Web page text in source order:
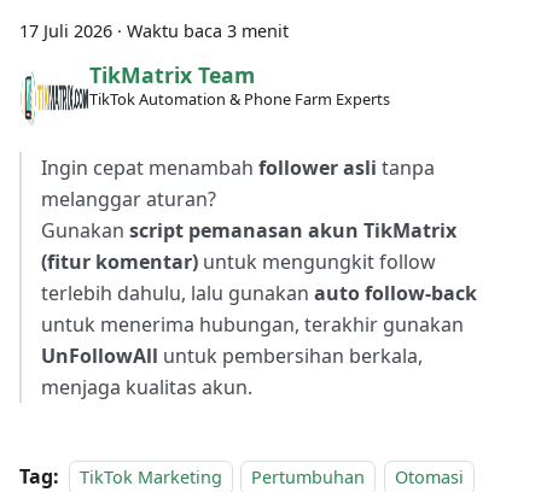
17 Juli 2026 · Waktu baca 3 menit
TikMatrix Team
TikTok Automation & Phone Farm Experts
Ingin cepat menambah follower asli tanpa
melanggar aturan?
Gunakan script pemanasan akun TikMatrix
(fitur komentar) untuk mengungkit follow
terlebih dahulu, lalu gunakan auto follow-back
untuk menerima hubungan, terakhir gunakan
UnFollowAll untuk pembersihan berkala,
menjaga kualitas akun.
Tag: TikTok Marketing Pertumbuhan
Otomasi